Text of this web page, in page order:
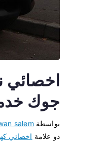
جوك
بواسطة salem
ذو علامة اخصائي